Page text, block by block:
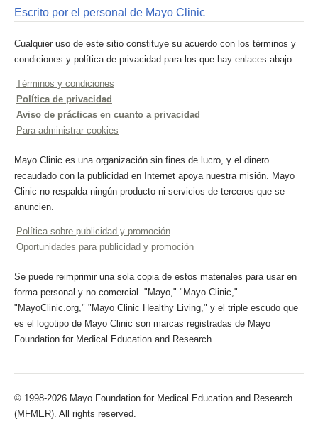
Escrito por el personal de Mayo Clinic
Cualquier uso de este sitio constituye su acuerdo con los términos y
condiciones y política de privacidad para los que hay enlaces abajo.
Términos y condiciones
Política de privacidad
Aviso de prácticas en cuanto a privacidad
Para administrar cookies
Mayo Clinic es una organización sin fines de lucro, y el dinero
recaudado con la publicidad en Internet apoya nuestra misión. Mayo
Clinic no respalda ningún producto ni servicios de terceros que se
anuncien.
Política sobre publicidad y promoción
Oportunidades para publicidad y promoción
Se puede reimprimir una sola copia de estos materiales para usar en
forma personal y no comercial. "Mayo," "Mayo Clinic,"
"MayoClinic.org," "Mayo Clinic Healthy Living," y el triple escudo que
es el logotipo de Mayo Clinic son marcas registradas de Mayo
Foundation for Medical Education and Research.
© 1998-2026 Mayo Foundation for Medical Education and Research
(MFMER). All rights reserved.